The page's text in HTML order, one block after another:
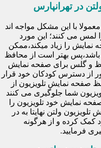
در تهرانپارس
با این مشکل مواجه اند
لمس می کنند؛ این مورد
نمایش را زیاد میکند،ممکن
بهتر است از محافظ
و گلس برای صفحه نمایش
از دسترس کودکان خود قرار
صفحه نمایش تلویزیون از
شما جلوگیری می کنند
نمایش خود تلویزیون را
ولتن نهایتا به در
کمک کرده و از هرگونه
فرمایید.